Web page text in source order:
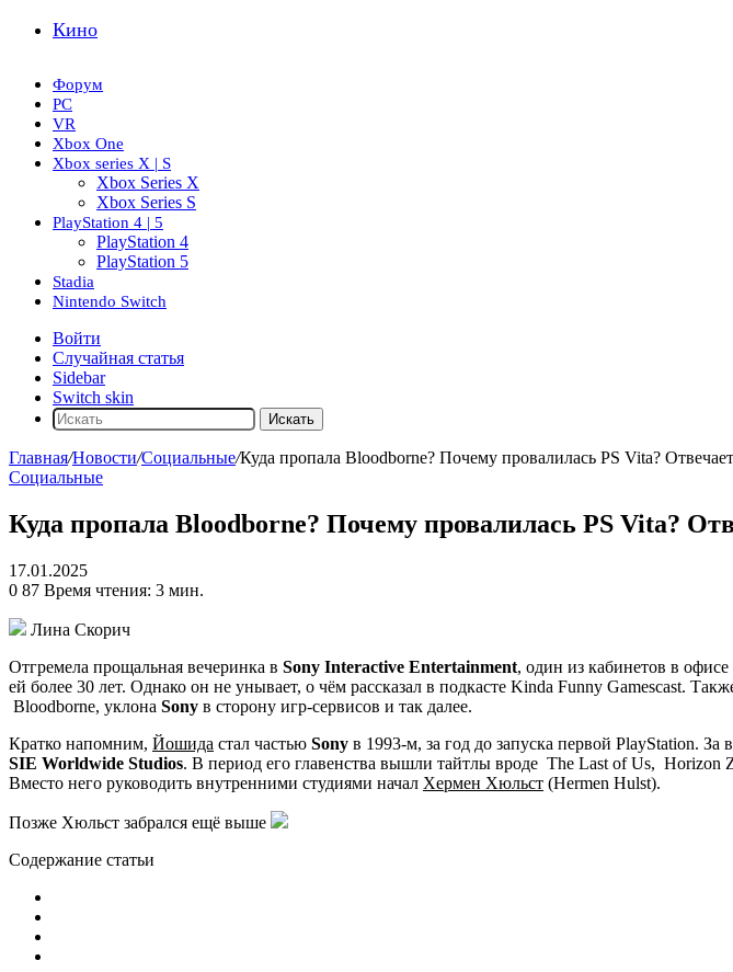
Кино
Форум
PC
VR
Xbox One
Xbox series X | S
Xbox Series X
Xbox Series S
PlayStation 4 | 5
PlayStation 4
PlayStation 5
Stadia
Nintendo Switch
Войти
Случайная статья
Sidebar
Switch skin
Искать
Главная/Новости/Социальные/Куда пропала Bloodborne? Почему провалилась PS Vita?
Социальные
Куда пропала Bloodborne? Почему провалилась PS Vita?
17.01.2025
0 87 Время чтения: 3 мин.
Лина Скорич
Отгремела прощальная вечеринка в Sony Interactive Entertainment, один из кабинетов в
ей более 30 лет. Однако он не унывает, о чём рассказал в подкасте Kinda Funny Gamescast.
Bloodborne, уклона Sony в сторону игр-сервисов и так далее.
Кратко напомним, Йошида стал частью Sony в 1993-м, за год до запуска первой PlayStation.
SIE Worldwide Studios. В период его главенства вышли тайтлы вроде The Last of Us, Horizon
Вместо него руководить внутренними студиями начал Хермен Хюльст (Hermen Hulst).
Позже Хюльст забрался ещё выше
Содержание статьи